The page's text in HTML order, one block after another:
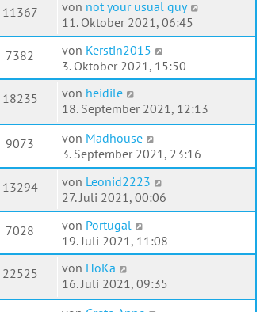
11367 von not your usual guy
11. Oktober 2021, 06:45
7382 von Kerstin2015
3. Oktober 2021, 15:50
18235 von heidile
18. September 2021, 12:13
9073 von Madhouse
3. September 2021, 23:16
13294 von Leonid2223
27. Juli 2021, 00:06
7028 von Portugal
19. Juli 2021, 11:08
22525 von HoKa
16. Juli 2021, 09:35